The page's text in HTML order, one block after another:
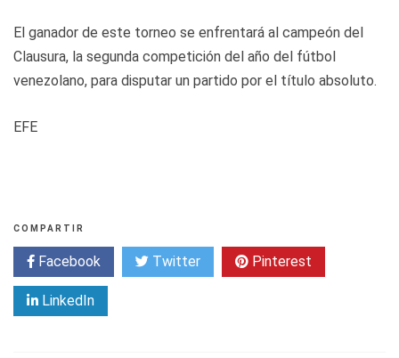
El ganador de este torneo se enfrentará al campeón del
Clausura, la segunda competición del año del fútbol
venezolano, para disputar un partido por el título absoluto.
EFE
COMPARTIR
Facebook Twitter Pinterest
LinkedIn